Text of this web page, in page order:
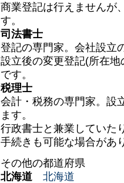
商業登記は行えませんが
す。
司法書士
登記の専門家。会社設立
設立後の変更登記(所在
です。
税理士
会計・税務の専門家。設
ます。
行政書士と兼業していた
手続きも可能な場合があ
その他の都道府県
北海道
北海道